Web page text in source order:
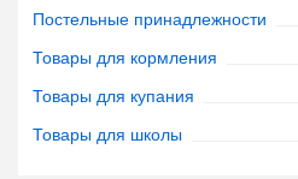
Постельные принадлежности
Товары для кормления
Товары для купания
Товары для школы